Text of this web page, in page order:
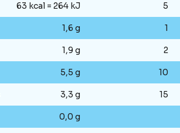
63 kcal = 264 kJ 5
1,6 g 1
1,9 g 2
5,5 g 10
3,3 g 15
0,0 g